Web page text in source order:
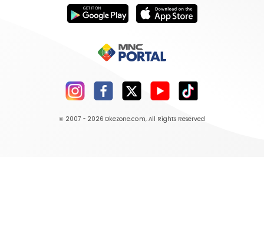
© 2007 - 2026 Okezone.com, All Rights Reserved